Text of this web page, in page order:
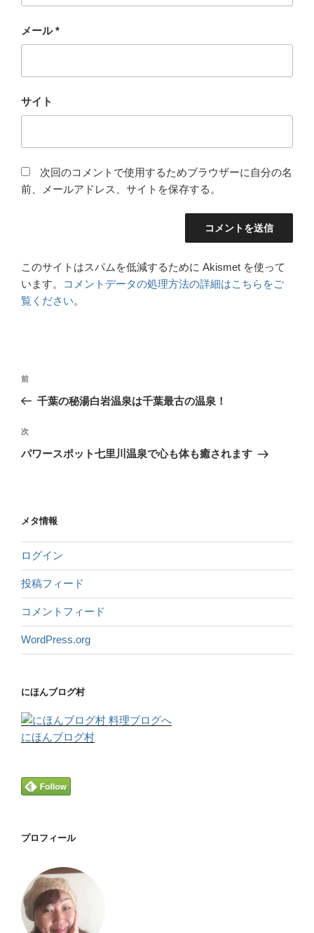
メール*
サイト
次回のコメントで使用するためブラウザーに自分の名
前、メールアドレス、サイトを保存する。
このサイトはスパムを低減するために Akismet を使って
います。
コメントデータの処理方法の詳細はこちらをご
覧ください。
前
千葉の秘湯白岩温泉は千葉最古の温泉！
次
パワースポット七里川温泉で心も体も癒されます
メタ情報
ログイン
投稿フィード
コメントフィード
WordPress.org
にほんブログ村
にほんブログ村
プロフィール